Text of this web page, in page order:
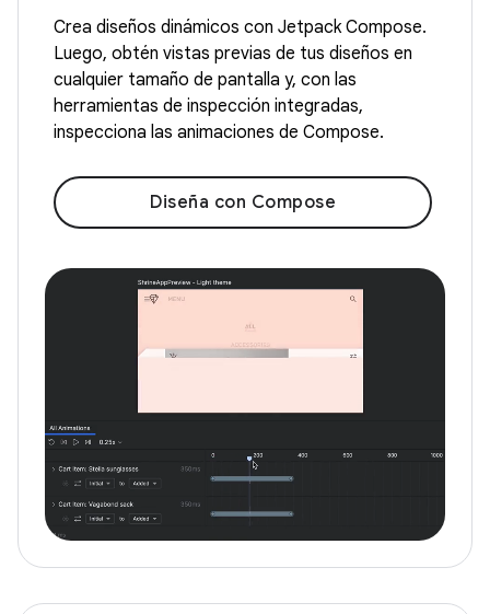
Crea diseños dinámicos con Jetpack Compose.
Luego, obtén vistas previas de tus diseños en
cualquier tamaño de pantalla y, con las
herramientas de inspección integradas,
inspecciona las animaciones de Compose.
Diseña con Compose